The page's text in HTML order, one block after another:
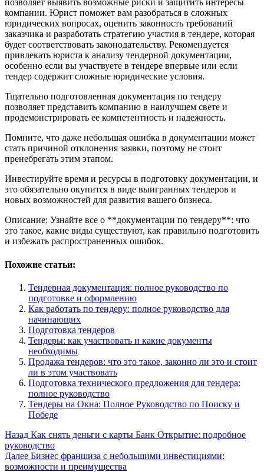
позволяет выявить возможные риски и защитить интересы
компании. Юрист поможет вам разобраться в сложных
юридических вопросах, оценить законность требований
заказчика и разработать стратегию участия в тендере, которая
будет соответствовать законодательству. Рекомендуется
привлекать юриста к анализу тендерной документации,
особенно если вы участвуете в тендере впервые или если
тендер содержит сложные юридические условия.
Тщательно подготовленная документация по тендеру
позволяет представить компанию в наилучшем свете и
продемонстрировать ее компетентность и надежность.
Помните, что даже небольшая ошибка в документации может
стать причиной отклонения заявки, поэтому не стоит
пренебрегать этим этапом.
Инвестируйте время и ресурсы в подготовку документации, и
это обязательно окупится в виде выигранных тендеров и
новых возможностей для развития вашего бизнеса.
Описание: Узнайте все о **документации по тендеру**: что
это такое, какие виды существуют, как правильно подготовить
и избежать распространенных ошибок.
Похожие статьи:
Тендерная документация: полное руководство по
подготовке и оформлению
Как работать по тендеру: полное руководство для
начинающих
Подготовка тендеров
Тендеры: как участвовать и какие документы
необходимы
Продажа тендеров: что это такое, законно ли это и стоит
ли в этом участвовать
Подготовка технического предложения для тендера:
полное руководство
Тендеры на Окна: Полное Руководство по Поиску и
Победе
Post
Navigation
Назад Как снять деньги с карты Банк Открытие: подробное
руководство
Далее Бизнес франшиза с небольшими инвестициями:
возможности и преимущества